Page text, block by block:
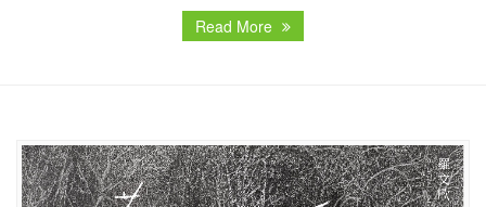
Read More